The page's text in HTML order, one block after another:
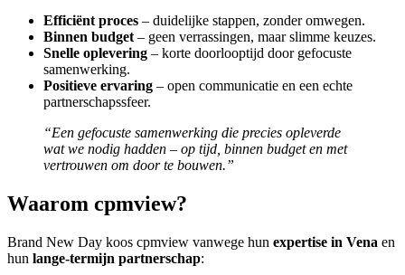
Efficiënt proces – duidelijke stappen, zonder omwegen.
Binnen budget– geen verrassingen, maar slimme keuzes.
Snelle oplevering – korte doorlooptijd door gefocuste
samenwerking.
Positieve ervaring – open communicatie en een echte
partnerschapssfeer.
“Een gefocuste samenwerking die precies opleverde
wat we nodig hadden – op tijd, binnen budget en met
vertrouwen om door te bouwen.”
Waarom cpmview?
Brand New Day koos cpmview vanwege hun expertise in Vena en
hun lange-termijn partnerschap: